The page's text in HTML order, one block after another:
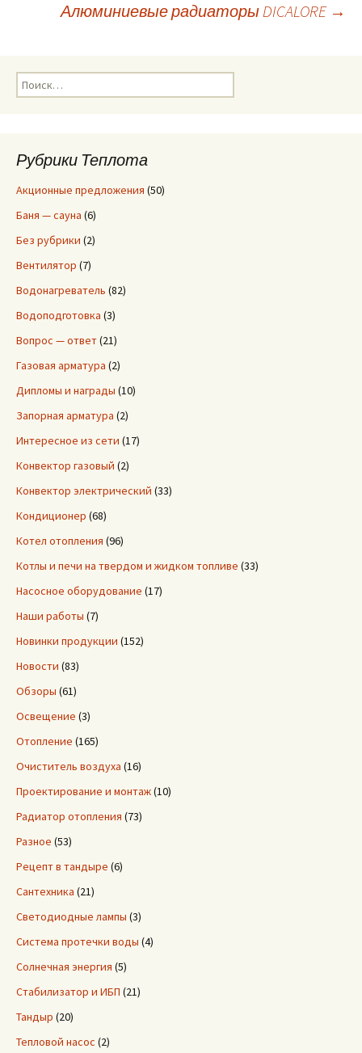
Навигация
по
Алюминиевые радиаторы DICALORE →
Н
а
:Рубрики Теплота
Акционные предложения (50)
Баня — сауна (6)
Без рубрики (2)
Вентилятор (7)
Водонагреватель (82)
Водоподготовка (3)
Вопрос — ответ(21)
Газовая арматура (2)
Дипломы и награды (10)
Запорная арматура (2)
Интересное из сети (17)
Конвектор газовый (2)
Конвектор электрический (33)
Кондиционер (68)
Котел отопления (96)
Котлы и печи на твердом и жидком топливе (33)
Насосное оборудование (17)
Наши работы (7)
Новинки продукции (152)
Новости (83)
Обзоры (61)
Освещение (3)
Отопление (165)
Очиститель воздуха (16)
Проектирование и монтаж(10)
Радиатор отопления (73)
Разное (53)
Рецепт в тандыре (6)
Сантехника (21)
Светодиодные лампы (3)
Система протечки воды (4)
Солнечная энергия (5)
Стабилизатор и ИБП (21)
Тандыр (20)
Тепловой насос (2)